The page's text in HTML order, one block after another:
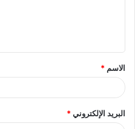
ق
*
الاسم *
البريد الإلكتروني*